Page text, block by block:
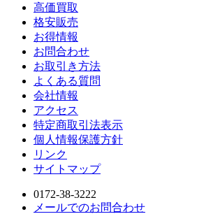
高価買取
格安販売
お得情報
お問合わせ
お取引き方法
よくある質問
会社情報
アクセス
特定商取引法表示
個人情報保護方針
リンク
サイトマップ
0172-38-3222
メールでのお問合わせ